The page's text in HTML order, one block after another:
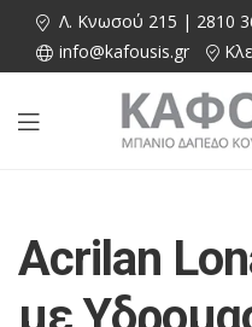
Λ. Κνωσού 215 | 2810
info@kafousis.gr
Acrilan